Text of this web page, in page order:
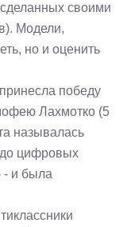
своими
Модели,
но и оценить
победу
Лахмотко (5
называлась
до цифровых
- и была